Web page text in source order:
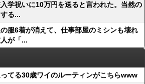
学祝いに10万円を送ると言われた。当然の
る...
服6着が消えて、仕事部屋のミシンも壊れ
が「...
てる30歳ワイのルーティンがこちらwww